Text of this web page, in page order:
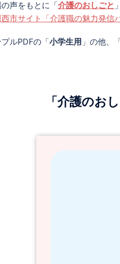
声をもとに「介護のおしごと
西市サイト「介護職の魅力発信
ルPDFの「小学生用 」の他、
「介護のお